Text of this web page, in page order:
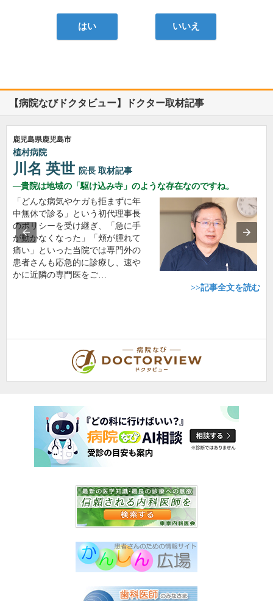
はい いいえ
【病院なびドクタビュー】ドクター取材記事
鹿児島県鹿児島市
植村病院
川名 英世 院長 取材記事
貴院は地域の「駆け込み寺」のような存在なのですね。
「どんな病気やケガも拒まずに年
中無休で診る」という初代理事長
のポリシーを受け継ぎ、「急に手
が動かなくなった」「頬が腫れて
痛い」といった当院では専門外の
患者さんも応急的に診療し、速や
かに近隣の専門医をご…
>>記事全文を読む